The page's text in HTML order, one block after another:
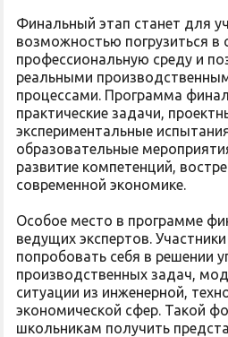
Финальный этап станет для
возможностью погрузиться в
профессиональную среду и
реальными
процессами. Программа
практические задачи,
экспериментальные
образовательные
развитие компетенций,
современной экономике.
Особое место в программе
ведущих экспертов.
попробовать себя в решении
производственных задач,
ситуации из инженерной,
экономической сфер. Такой
школьникам получить